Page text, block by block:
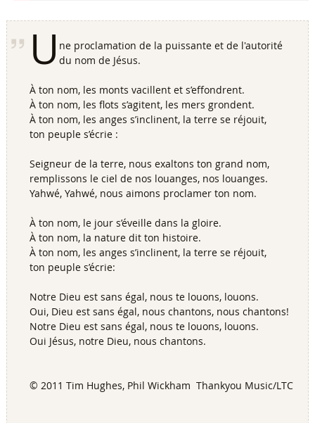
U ne proclamation de la puissante et de l'autorité
du nom de Jésus.
À ton nom, les monts vacillent et s’effondrent.
À ton nom, les flots s’agitent, les mers grondent.
À ton nom, les anges s’inclinent, la terre se réjouit,
ton peuple s’écrie :
Seigneur de la terre, nous exaltons ton grand nom,
remplissons le ciel de nos louanges, nos louanges.
Yahwé, Yahwé, nous aimons proclamer ton nom.
À ton nom, le jour s’éveille dans la gloire.
À ton nom, la nature dit ton histoire.
À ton nom, les anges s’inclinent, la terre se réjouit,
ton peuple s’écrie:
Notre Dieu est sans égal, nous te louons, louons.
Oui, Dieu est sans égal, nous chantons, nous chantons!
Notre Dieu est sans égal, nous te louons, louons.
Oui Jésus, notre Dieu, nous chantons.
© 2011 Tim Hughes, Phil Wickham Thankyou Music/LTC